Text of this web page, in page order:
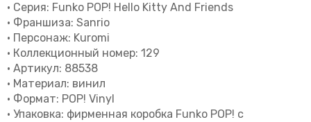
• Серия: Funko POP! Hello Kitty And Friends
• Франшиза: Sanrio
• Персонаж: Kuromi
• Коллекционный номер: 129
• Артикул: 88538
• Материал: винил
• Формат: POP! Vinyl
• Упаковка: фирменная коробка Funko POP! с